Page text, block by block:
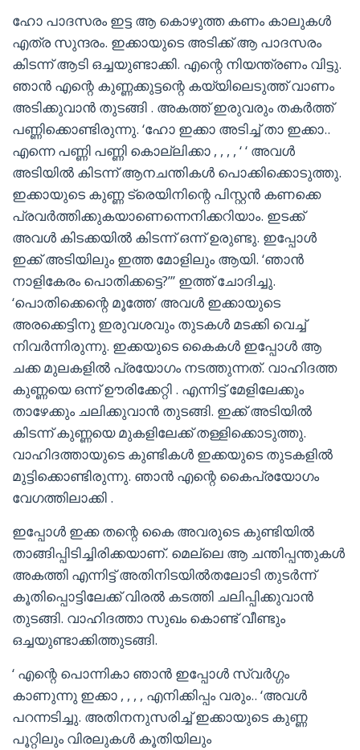
ഹോ പാദസരം ഇട്ട ആ കൊഴുത്ത കണം കാലുകൾ
എത്ര സുന്ദരം. ഇക്കായുടെ അടിക്ക് ആ പാദസരം
കിടന്ന് ആടി ഒച്ചയുണ്ടാക്കി. എന്റെ നിയന്ത്രണം വിട്ടു.
ഞാൻ എന്റെ കുണ്ണക്കുട്ടന്റെ കയ്യിലെടുത്ത് വാണം
അടിക്കുവാൻ തുടങ്ങി . അകത്ത് ഇരുവരും തകർത്ത്
പണ്ണിക്കൊണ്ടിരുന്നു. ‘ഹോ ഇക്കാ അടിച്ച് താ ഇക്കാ..
എന്നെ പണ്ണി പണ്ണി കൊല്ലിക്കാ , , , , ‘ ‘ അവൾ
അടിയിൽ കിടന്ന് ആനചന്തികൾ പൊക്കിക്കൊടുത്തു.
ഇക്കായുടെ കുണ്ണ ട്രെയിനിന്റെ പിസ്റ്റൻ കണക്കെ
പ്രവർത്തിക്കുകയാണെന്നെനിക്കറിയാം. ഇടക്ക്
അവൾ കിടക്കയിൽ കിടന്ന് ഒന്ന് ഉരുണ്ടു. ഇപ്പോൾ
ഇക്ക് അടിയിലും ഇത്ത മോളിലും ആയി. ‘ഞാൻ
നാളികേരം പൊതിക്കട്ടെ?”’ ഇത്ത് ചോദിച്ചു.
‘പൊതിക്കെന്റെ മൂത്തേ’ അവൾ ഇക്കായുടെ
അരക്കെട്ടിനു ഇരുവശവും തുടകൾ മടക്കി വെച്ച്
നിവർന്നിരുന്നു. ഇക്കയുടെ കൈകൾ ഇപ്പോൾ ആ
ചക്ക മുലകളിൽ പ്രയോഗം നടത്തുന്നത്. വാഹിദത്ത
കുണ്ണയെ ഒന്ന് ഊരിക്കേറ്റി . എന്നിട്ട് മേളിലേക്കും
താഴേക്കും ചലിക്കുവാൻ തുടങ്ങി. ഇക്ക് അടിയിൽ
കിടന്ന് കുണ്ണയെ മുകളിലേക്ക് തള്ളിക്കൊടുത്തു.
വാഹിദത്തായുടെ കുണ്ടികൾ ഇക്കയുടെ തുടകളിൽ
മുട്ടിക്കൊണ്ടിരുന്നു. ഞാൻ എന്റെ കൈപ്രയോഗം
വേഗത്തിലാക്കി .
ഇപ്പോൾ ഇക്ക തന്റെ കൈ അവരുടെ കുണ്ടിയിൽ
താങ്ങിപ്പിടിച്ചിരിക്കയാണ്. മെല്ലെ ആ ചന്തിപ്പന്തുകൾ
അകത്തി എന്നിട്ട് അതിനിടയിൽതലോടി തുടർന്ന്
കൂതിപ്പൊട്ടിലേക്ക് വിരൽ കടത്തി ചലിപ്പിക്കുവാൻ
തുടങ്ങി. വാഹിദത്താ സുഖം കൊണ്ട് വീണ്ടും
ഒച്ചയുണ്ടാക്കിത്തുടങ്ങി.
‘ എന്റെ പൊന്നികാ ഞാൻ ഇപ്പോൾ സ്വർഗ്ഗം
കാണുന്നു ഇക്കാ , , , , എനിക്കിപ്പം വരും.. ‘അവൾ
പറന്നടിച്ചു. അതിനനുസരിച്ച് ഇക്കായുടെ കുണ്ണ
പൂറ്റിലും വിരലുകൾ കൂതിയിലും